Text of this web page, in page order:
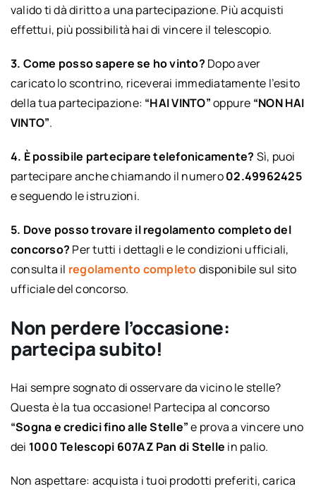
valido ti dà diritto a una partecipazione. Più acquisti
effettui, più possibilità hai di vincere il telescopio.
3. Come posso sapere se ho vinto? Dopo aver
caricato lo scontrino, riceverai immediatamente l’esito
della tua partecipazione: “HAI VINTO”oppure “NON HAI
VINTO”.
4. È possibile partecipare telefonicamente? Sì, puoi
partecipare anche chiamando il numero02.49962425
e seguendo le istruzioni.
5. Dove posso trovare il regolamento completo del
concorso? Per tutti i dettagli e le condizioni ufficiali,
consulta il regolamento completodisponibile sul sito
ufficiale del concorso.
Non perdere l’occasione:
partecipa subito!
Hai sempre sognato di osservare da vicino le stelle?
Questa è la tua occasione! Partecipa al concorso
“Sogna e credici fino alle Stelle”e prova a vincere uno
dei 1000 Telescopi 607AZ Pan di Stelle in palio.
Non aspettare: acquista i tuoi prodotti preferiti, carica